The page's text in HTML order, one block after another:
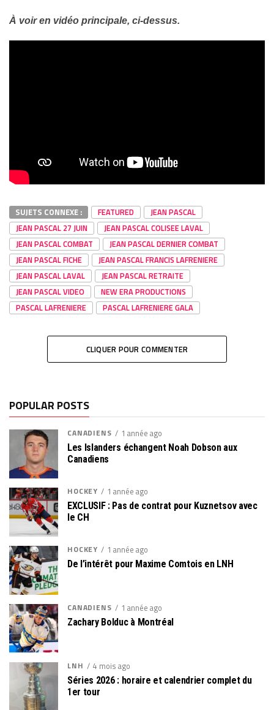
À voir en vidéo principale, ci-dessus.
SUJETS CONNEXE : FEATURED
JEAN PASCAL
JEAN PASCAL 27 JUIN
JEAN PASCAL COLISEE LAVAL
JEAN PASCAL COMBAT
JEAN PASCAL DERNIER COMBAT
JEAN PASCAL FICHE
JEAN PASCAL FRANCIS LAFRENIERE
JEAN PASCAL LAVAL
JEAN PASCAL RETRAITE
JEAN PASCAL VIDEO
NEW ERA PRODUCTIONS
PASCAL LAFRENIERE
PASCAL LAFRENIERE GALA
CLIQUER POUR COMMENTER
POPULAR POSTS
CANADIENS 1 année ago
Les Islanders échangent Noah Dobson aux
Canadiens
HOCKEY 1 année ago
EXCLUSIF : Pas de contrat pour Kuznetsov avec
le CH
HOCKEY 1 année ago
De l’intérêt pour Maxime Comtois en LNH
CANADIENS 1 année ago
Zachary Bolduc à Montréal
LNH 4 mois ago
Séries 2026 : horaire et calendrier complet du
1er tour